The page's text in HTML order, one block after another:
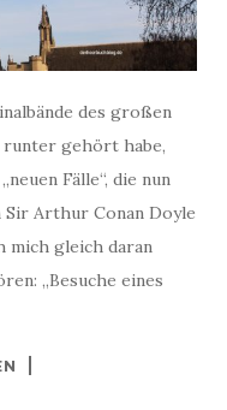
des großen
runter gehört habe,
Fälle“, die nun
Sir Arthur Conan Doyle
mich gleich daran
„Besuche eines